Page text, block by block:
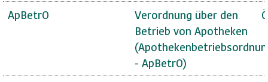
ApBetrO
Verordnung über den
Betrieb von Apotheken
- ApBetrO)